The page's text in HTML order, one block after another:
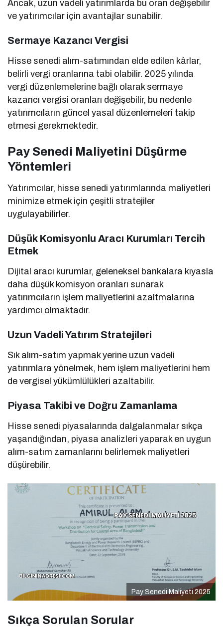
Ancak, uzun vadeli yatırımlarda bu oran değişebilir
ve yatırımcılar için avantajlar sunabilir.
Sermaye Kazancı Vergisi
Hisse senedi alım-satımından elde edilen kârlar,
belirli vergi oranlarına tabi olabilir. 2025 yılında
vergi düzenlemelerine bağlı olarak sermaye
kazancı vergisi oranları değişebilir, bu nedenle
yatırımcıların güncel yasal düzenlemeleri takip
etmesi gerekmektedir.
Pay Senedi Maliyetini Düşürme
Yöntemleri
Yatırımcılar, hisse senedi yatırımlarında maliyetleri
minimize etmek için çeşitli stratejiler
uygulayabilirler.
Düşük Komisyonlu Aracı Kurumları Tercih
Etmek
Dijital aracı kurumlar, geleneksel bankalara kıyasla
daha düşük komisyon oranları sunarak
yatırımcıların işlem maliyetlerini azaltmalarına
yardımcı olmaktadır.
Uzun Vadeli Yatırım Stratejileri
Sık alım-satım yapmak yerine uzun vadeli
yatırımlara yönelmek, hem işlem maliyetlerini hem
de vergisel yükümlülükleri azaltabilir.
Piyasa Takibi ve Doğru Zamanlama
Hisse senedi piyasalarında dalgalanmalar sıkça
yaşandığından, piyasa analizleri yaparak en uygun
alım-satım zamanlarını belirlemek maliyetleri
düşürebilir.
Pay Senedi Maliyeti 2025
Sıkça Sorulan Sorular